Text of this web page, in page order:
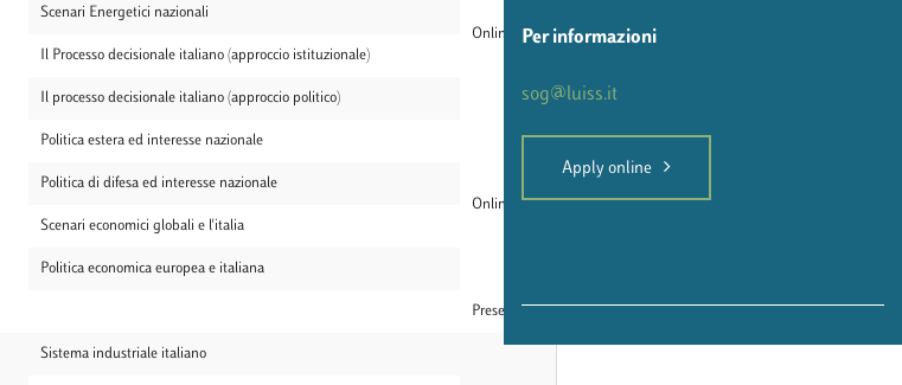
Online
Scenari Energetici nazionali
Il Processo decisionale italiano (approccio istituzionale)
Il processo decisionale italiano (approccio politico)
Politica estera ed interesse nazionale
Online
Politica di difesa ed interesse nazionale
Scenari economici globali e l'italia
Politica economica europea e italiana
Presenza
Sistema industriale italiano
Per informazioni
sog@luiss.it
Apply online